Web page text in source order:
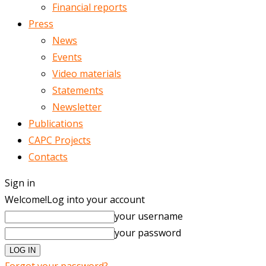
Financial reports
Press
News
Events
Video materials
Statements
Newsletter
Publications
CAPC Projects
Contacts
Sign in
Welcome!Log into your account
your username
your password